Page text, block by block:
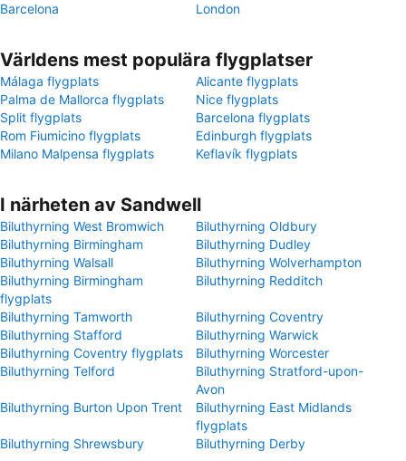
Barcelona
London
Världens mest populära flygplatser
Málaga flygplats
Alicante flygplats
Palma de Mallorca flygplats
Nice flygplats
Split flygplats
Barcelona flygplats
Rom Fiumicino flygplats
Edinburgh flygplats
Milano Malpensa flygplats
Keflavík flygplats
I närheten av Sandwell
Biluthyrning West Bromwich
Biluthyrning Oldbury
Biluthyrning Birmingham
Biluthyrning Dudley
Biluthyrning Walsall
Biluthyrning Wolverhampton
Biluthyrning Birmingham
flygplats
Biluthyrning Redditch
Biluthyrning Tamworth
Biluthyrning Coventry
Biluthyrning Stafford
Biluthyrning Warwick
Biluthyrning Coventry flygplats
Biluthyrning Worcester
Biluthyrning Telford
Biluthyrning Stratford-upon-
Avon
Biluthyrning Burton Upon Trent
Biluthyrning East Midlands
flygplats
Biluthyrning Shrewsbury
Biluthyrning Derby